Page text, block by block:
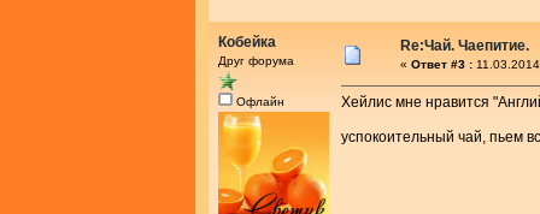
Кобейка
Друг форума
Офлайн
Re:Чай. Чаепитие.
« Ответ #3 :
Хейлис мне нравится
успокоительный чай, пьем